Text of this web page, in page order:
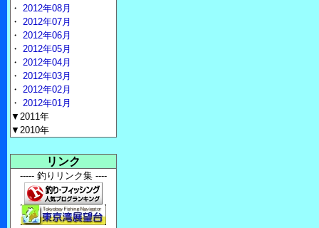
・ 2012年08月
・ 2012年07月
・ 2012年06月
・ 2012年05月
・ 2012年04月
・ 2012年03月
・ 2012年02月
・ 2012年01月
▼2011年
▼2010年
リンク
----- 釣りリンク集 ----